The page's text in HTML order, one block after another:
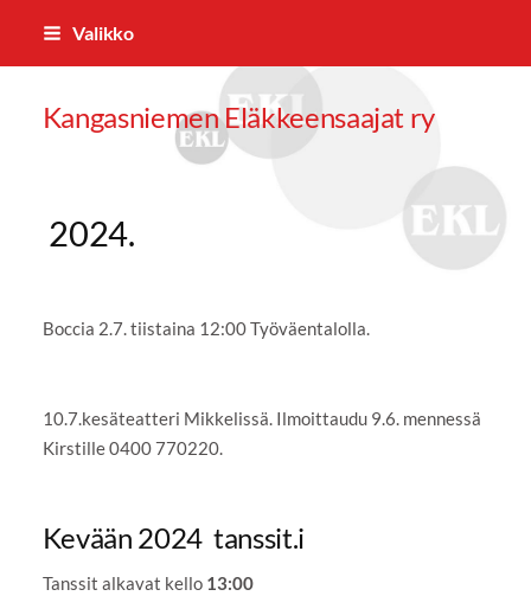
Siirry
Valikko
Kangasniemen Eläkkeensaajat ry
2024.
Boccia 2.7. tiistaina 12:00 Työväentalolla.
10.7.kesäteatteri Mikkelissä. Ilmoittaudu 9.6. mennessä
Kirstille 0400 770220.
Kevään 2024 tanssit.i
Tanssit alkavat kello 13:00